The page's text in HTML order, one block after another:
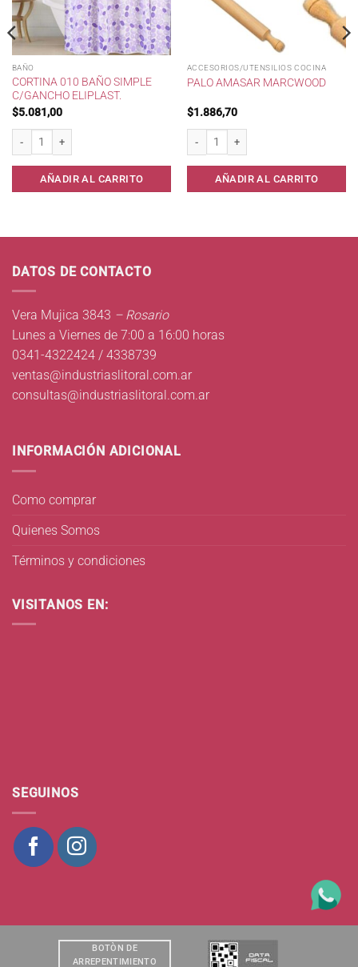
BAÑO
CORTINA 010 BAÑO SIMPLE
C/GANCHO ELIPLAST.
$5.081,00
AÑADIR AL CARRITO
ACCESORIOS/UTENSILIOS COCINA
PALO AMASAR MARCWOOD
$1.886,70
AÑADIR AL CARRITO
DATOS DE CONTACTO
Vera Mujica 3843 – Rosario
Lunes a Viernes de 7:00 a 16:00 horas
0341-4322424 / 4338739
ventas@industriaslitoral.com.ar
consultas@industriaslitoral.com.ar
INFORMACIÓN ADICIONAL
Como comprar
Quienes Somos
Términos y condiciones
VISITANOS EN:
SEGUINOS
BOTÒN DE
ARREPENTIMIENTO